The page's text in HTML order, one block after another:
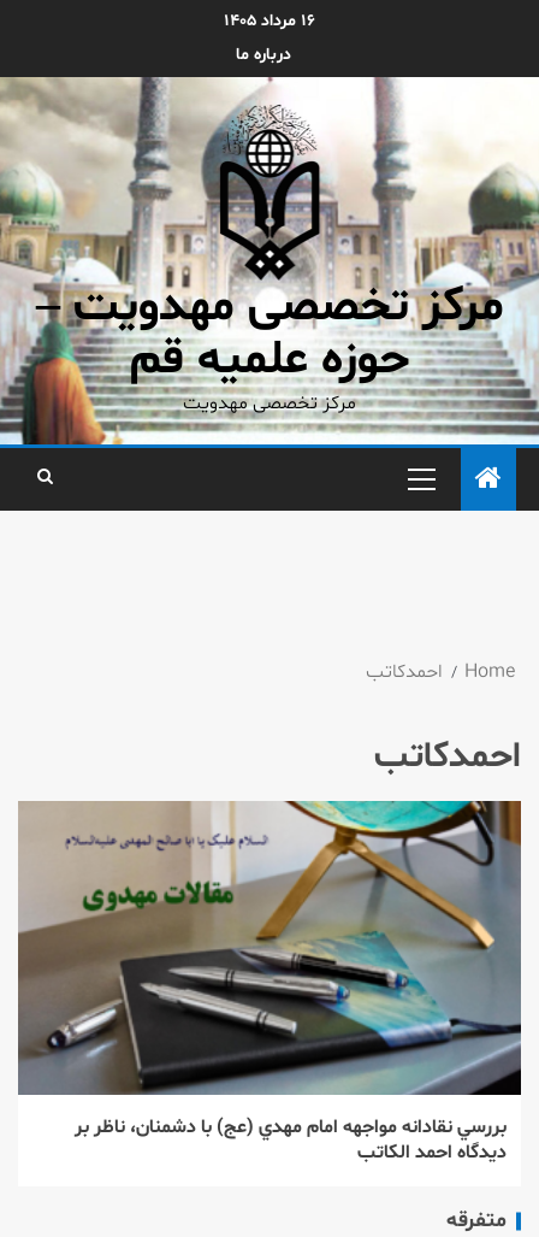
۱۶ مرداد ۱۴۰۵
درباره ما
مرکز تخصصی مهدویت –
حوزه علمیه قم
مرکز تخصصی مهدویت
Home احمدکاتب
احمدکاتب
بررسي نقادانه مواجهه امام مهدي (عج) با دشمنان، ناظر بر
ديدگاه احمد الكاتب
متفرقه